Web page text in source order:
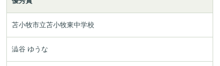
苫小牧市立苫小牧東中学校
澁谷 ゆうな